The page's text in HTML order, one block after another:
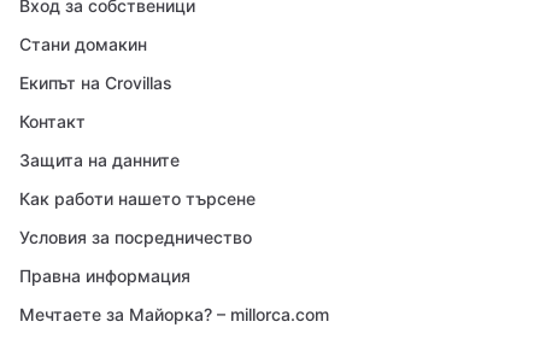
Вход за собственици
Стани домакин
Екипът на Crovillas
Контакт
Защита на данните
Как работи нашето търсене
Условия за посредничество
Правна информация
Мечтаете за Майорка? – millorca.com